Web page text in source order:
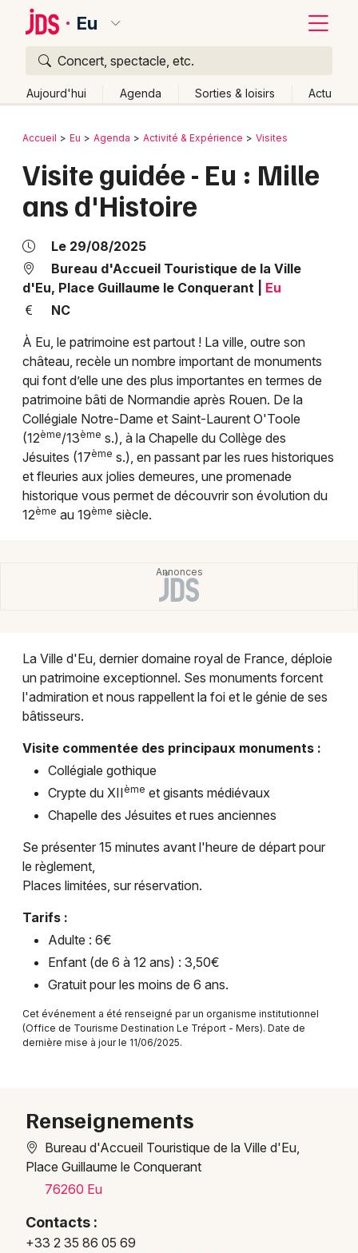
Eu
Concert, spectacle, etc.
Aujourd'hui Agenda Sorties & loisirs Actu
Publier un événement
Grands événements
Activité & Expérience
Manifestations
Foires & salons
Spectacles
Concerts
Sports
Soirées
Visites dans la Seine-Maritime
Visites en Haute-Normandie
Artistes en tournée
Actus à Eu
Magazine à Eu
Choisir mes départements
Mon email
Bordeaux
Colmar
Lyon
Marseille
Mulhouse
Montpellier
Nantes
Nice
Paris
Strasbourg
Retour
Accueil Eu Agenda Activité & Expérience Visites
Visite guidée - Eu : Mille
ans d'Histoire
Le 29/08/2025
Bureau d'Accueil Touristique de la Ville
d'Eu, Place Guillaume le Conquerant
Eu
NC
À Eu, le patrimoine est partout ! La ville, outre son
château, recèle un nombre important de monuments
qui font d’elle une des plus importantes en termes de
patrimoine bâti de Normandie après Rouen. De la
Collégiale Notre-Dame et Saint-Laurent O'Toole
(12ème/13ème s.), à la Chapelle du Collège des
Jésuites (17ème s.), en passant par les rues historiques
et fleuries aux jolies demeures, une promenade
historique vous permet de découvrir son évolution du
12ème au 19ème siècle.
La Ville d'Eu, dernier domaine royal de France, déploie
un patrimoine exceptionnel. Ses monuments forcent
l'admiration et nous rappellent la foi et le génie de ses
bâtisseurs.
Visite commentée des principaux monuments :
Collégiale gothique
Crypte du XIIème et gisants médiévaux
Chapelle des Jésuites et rues anciennes
Se présenter 15 minutes avant l'heure de départ pour
le règlement,
Places limitées, sur réservation.
Tarifs :
Adulte : 6€
Enfant (de 6 à 12 ans) : 3,50€
Gratuit pour les moins de 6 ans.
Cet événement a été renseigné par un organisme institutionnel
(Office de Tourisme Destination Le Tréport - Mers). Date de
dernière mise à jour le 11/06/2025.
Renseignements
Bureau d'Accueil Touristique de la Ville d'Eu,
Place Guillaume le Conquerant
76260 Eu
Contacts :
+33 2 35 86 05 69
Quoi ?
Où ?
Haute-Normandie
Partout
Près de moi
Changer de lieu